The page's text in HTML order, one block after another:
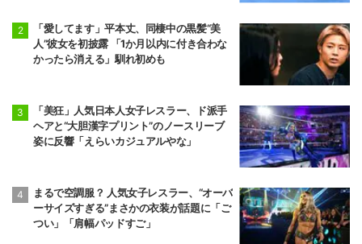
「愛してます」平本丈、同棲中の黒髪“美
人”彼女を初披露 「1か月以内に付き合わな
かったら消える」馴れ初めも
「美狂」人気日本人女子レスラー、ド派手
ヘアと“大胆漢字プリント”のノースリーブ
姿に反響「えらいカジュアルやな」
まるで空調服？ 人気女子レスラー、“オーバ
ーサイズすぎる”まさかの衣装が話題に「ご
つい」「肩幅パッドすご」